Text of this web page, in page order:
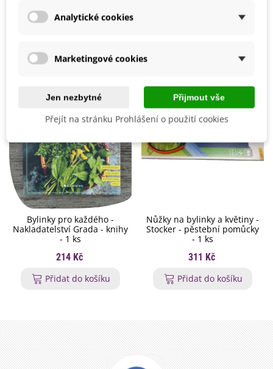
volně dostupných zdrojích na internetu či v herbáři.
Bylinky pro každého -
Nakladatelství Grada - knihy
- 1 ks
214 Kč
Přidat do košíku
Nůžky na bylinky a květiny -
Stocker - pěstební pomůcky
- 1 ks
311 Kč
Přidat do košíku
Analytické cookies
Marketingové cookies
Jen nezbytné Přijmout vše
Přejít na stránku Prohlášení o použití cookies